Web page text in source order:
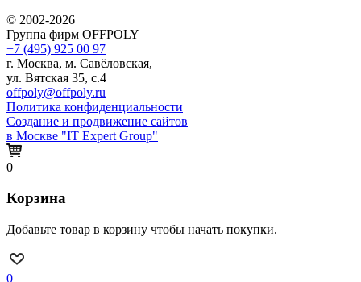
© 2002-2026
Группа фирм OFFPOLY
+7 (495) 925 00 97
г. Москва, м. Савёловская,
ул. Вятская 35, с.4
offpoly@offpoly.ru
Политика конфиденциальности
Создание и продвижение сайтов
в Москве "IT Expert Group"
0
Корзина
Добавьте товар в корзину чтобы начать покупки.
0